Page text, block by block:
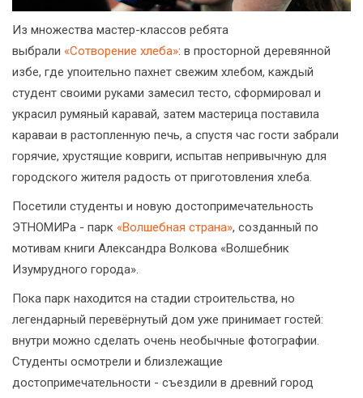
Из множества мастер-классов ребята
выбрали «Сотворение хлеба»: в просторной деревянной
избе, где упоительно пахнет свежим хлебом, каждый
студент своими руками замесил тесто, сформировал и
украсил румяный каравай, затем мастерица поставила
караваи в растопленную печь, а спустя час гости забрали
горячие, хрустящие ковриги, испытав непривычную для
городского жителя радость от приготовления хлеба.
Посетили студенты и новую достопримечательность
ЭТНОМИРа - парк «Волшебная страна», созданный по
мотивам книги Александра Волкова «Волшебник
Изумрудного города».
Пока парк находится на стадии строительства, но
легендарный перевёрнутый дом уже принимает гостей:
внутри можно сделать очень необычные фотографии.
Студенты осмотрели и близлежащие
достопримечательности - съездили в древний город